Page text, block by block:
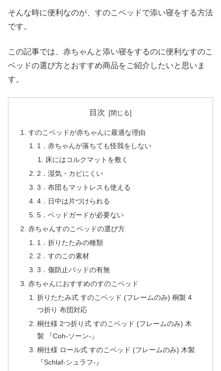
そんな時に便利なのが、すのこベッドで添い寝をする方法
です。
この記事では、赤ちゃんと添い寝をするのに便利なすのこ
ベッドの選び方とおすすめ商品をご紹介したいと思いま
す。
目次
すのこベッドが赤ちゃんに最適な理由
1．赤ちゃんが落ちても怪我をしない
床にはコルクマットを敷く
2．湿気・カビにくい
3．布団もマットレスも使える
4．日中は片づけられる
5．ベッドガードが必要ない
赤ちゃんすのこベッドの選び方
1．折りたたみの種類
2．すのこの素材
3．傷防止パッドの有無
赤ちゃんにおすすめのすのこベッド
折りたたみ式 すのこベッド (フレームのみ) 桐製 4
つ折り 布団対応
桐仕様 2つ折り式 すのこベッド (フレームのみ) 木
製 『Coh-ソーン-』
桐仕様 ロール式 すのこベッド (フレームのみ) 木製
『Schlaf-シュラフ-』